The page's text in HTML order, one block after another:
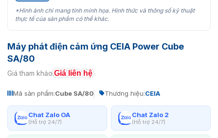
*Hình ảnh chỉ mang tính minh họa. Hình thức và thông số kỹ thuật
thực tế của sản phẩm có thể khác.
Máy phát điện cảm ứng CEIA Power Cube
SA/80
Giá tham khảo:Giá liên hệ
Mã sản phẩm:Cube SA/80 Thương hiệu:CEIA
Chat Zalo OA
(Hỗ trợ 24/7)
Chat Zalo 2
(Hỗ trợ 24/7)